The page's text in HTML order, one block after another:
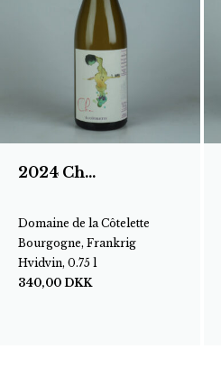
2024 Ch...
Domaine de la Côtelette
Bourgogne, Frankrig
Hvidvin, 0.75 l
340,00 DKK